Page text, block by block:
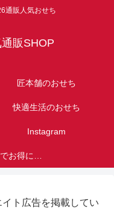
通販人気おせち
通販SHOP
匠本舗のおせち
快適生活のおせち
Instagram
【au PAY マーケット】でお得におせち購入！au・UQユーザー必見！Pontaポイント特典
イト広告を掲載してい